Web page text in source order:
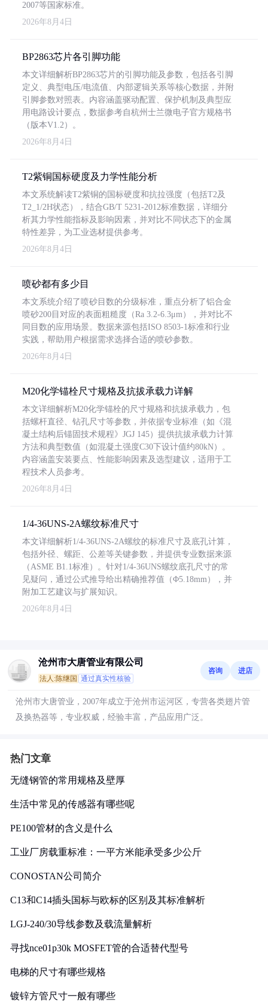
2007等国家标准。
2026年8月4日
BP2863芯片各引脚功能
本文详细解析BP2863芯片的引脚功能及参数，包括各引脚
定义、典型电压/电流值、内部逻辑关系等核心数据，并附
引脚参数对照表。内容涵盖驱动配置、保护机制及典型应
用电路设计要点，数据参考自杭州士兰微电子官方规格书
（版本V1.2）。
2026年8月4日
T2紫铜国标硬度及力学性能分析
本文系统解读T2紫铜的国标硬度和抗拉强度（包括T2及
T2_1/2H状态），结合GB/T 5231-2012标准数据，详细分
析其力学性能指标及影响因素，并对比不同状态下的金属
特性差异，为工业选材提供参考。
2026年8月4日
喷砂都有多少目
本文系统介绍了喷砂目数的分级标准，重点分析了铝合金
喷砂200目对应的表面粗糙度（Ra 3.2-6.3μm），并对比不
同目数的应用场景。数据来源包括ISO 8503-1标准和行业
实践，帮助用户根据需求选择合适的喷砂参数。
2026年8月4日
M20化学锚栓尺寸规格及抗拔承载力详解
本文详细解析M20化学锚栓的尺寸规格和抗拔承载力，包
括螺杆直径、钻孔尺寸等参数，并依据专业标准（如《混
凝土结构后锚固技术规程》JGJ 145）提供抗拔承载力计算
方法和典型数值（如混凝土强度C30下设计值约80kN）。
内容涵盖安装要点、性能影响因素及选型建议，适用于工
程技术人员参考。
2026年8月4日
1/4-36UNS-2A螺纹标准尺寸
本文详细解析1/4-36UNS-2A螺纹的标准尺寸及底孔计算，
包括外径、螺距、公差等关键参数，并提供专业数据来源
（ASME B1.1标准）。针对1/4-36UNS螺纹底孔尺寸的常
见疑问，通过公式推导给出精确推荐值（Φ5.18mm），并
附加工艺建议与扩展知识。
2026年8月4日
沧州市大唐管业有限公司
法人:陈继国 通过真实性核验
咨询 进店
沧州市大唐管业，2007年成立于沧州市运河区，专营各类翅片管
及换热器等，专业权威，经验丰富，产品应用广泛。
热门文章
无缝钢管的常用规格及壁厚
生活中常见的传感器有哪些呢
PE100管材的含义是什么
工业厂房载重标准：一平方米能承受多少公斤
CONOSTAN公司简介
C13和C14插头国标与欧标的区别及其标准解析
LGJ-240/30导线参数及载流量解析
寻找nce01p30k MOSFET管的合适替代型号
电梯的尺寸有哪些规格
镀锌方管尺寸一般有哪些